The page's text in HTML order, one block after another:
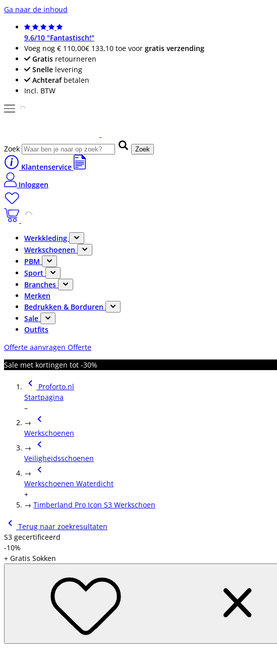
Ga naar de inhoud
9.6/10 "Fantastisch!"
Voeg nog € 110,00€ 133,10 toe voor gratis verzending
Gratis retourneren
Snelle levering
Achterafbetalen
Incl. BTW
Zoek Zoek
Klantenservice
Inloggen
Werkkleding
Werkschoenen
PBM
Sport
Branches
Merken
Bedrukken & Borduren
Sale
Outfits
Offerte aanvragen Offerte
Sale met kortingen tot -30%
Proforto.nl
Startpagina
–
→
Werkschoenen
→
Veiligheidsschoenen
→
Werkschoenen Waterdicht
+
→ Timberland Pro Icon S3 Werkschoen
Terug naar zoekresultaten
S3 gecertificeerd
-10%
+ Gratis Sokken